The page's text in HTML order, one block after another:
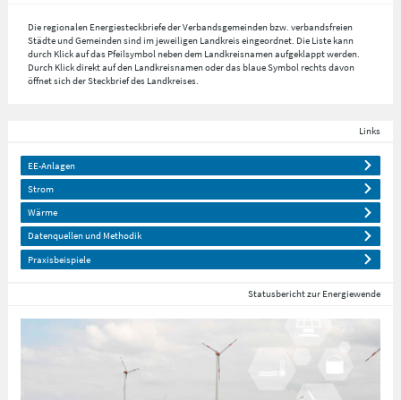
Die regionalen Energiesteckbriefe der Verbandsgemeinden bzw. verbandsfreien
Städte und Gemeinden sind im jeweiligen Landkreis eingeordnet. Die Liste kann
durch Klick auf das Pfeilsymbol neben dem Landkreisnamen aufgeklappt werden.
Durch Klick direkt auf den Landkreisnamen oder das blaue Symbol rechts davon
öffnet sich der Steckbrief des Landkreises.
Links
EE-Anlagen
Strom
Wärme
Datenquellen und Methodik
Praxisbeispiele
Statusbericht zur Energiewende